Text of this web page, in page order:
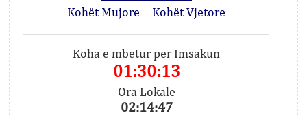
Kohët Mujore
Kohët Vjetore
Koha e mbetur per Imsakun
01:30:13
Ora Lokale
02:14:47